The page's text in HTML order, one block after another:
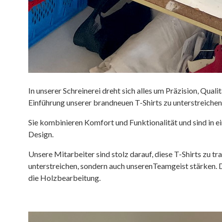
In unserer Schreinerei dreht sich alles um Präzision,
Einführung unserer brandneuen T-Shirts zu
Sie kombinieren Komfort und Funktionalität und sind in
Design.
Unsere Mitarbeiter sind stolz darauf, diese T-Shirts zu
unterstreichen, sondern auch unserenTeamgeist
die Holzbearbeitung.